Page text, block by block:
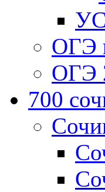
ОГЭ
ОГЭ
700